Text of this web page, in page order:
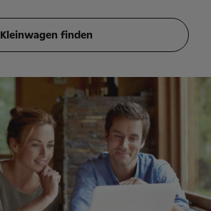
Kleinwagen finden